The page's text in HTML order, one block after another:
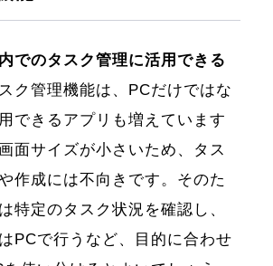
でのタスク管理に活用できる
ク管理機能は、PCだけではな
できるアプリも増えています
面サイズが小さいため、タス
作成には不向きです。そのた
特定のタスク状況を確認し、
PCで行うなど、目的に合わせ